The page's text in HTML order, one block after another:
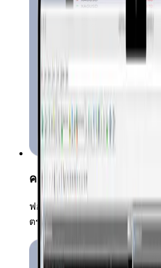
ครอบคลุมตลาดอย่างเต็มรู
ฟอเร็กซ์ สินค้าโภคภัณฑ์ คริปโ
ตราสารทุกชนิดซื้อขายได้ในที่เ